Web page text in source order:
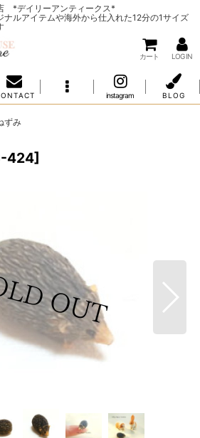
*デイリーアンティークス*
ナルアイテムや海外から仕入れた12分の1サイズ
カート LOG IN
N T A C T instagram B L O G
ずみ
424]